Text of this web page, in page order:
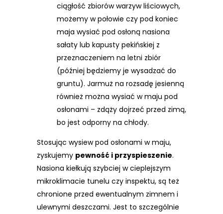
ciągłość zbiorów warzyw liściowych,
możemy w połowie czy pod koniec
maja wysiać pod osłoną nasiona
sałaty lub kapusty pekińskiej z
przeznaczeniem na letni zbiór
(później będziemy je wysadzać do
gruntu). Jarmuż na rozsadę jesienną
również można wysiać w maju pod
osłonami – zdąży dojrzeć przed zimą,
bo jest odporny na chłody.
Stosując wysiew pod osłonami w maju,
zyskujemy pewność i przyspieszenie.
Nasiona kiełkują szybciej w cieplejszym
mikroklimacie tunelu czy inspektu, są też
chronione przed ewentualnym zimnem i
ulewnymi deszczami. Jest to szczególnie